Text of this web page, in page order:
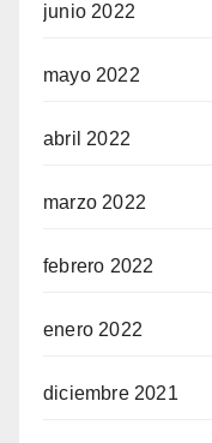
junio 2022
mayo 2022
abril 2022
marzo 2022
febrero 2022
enero 2022
diciembre 2021